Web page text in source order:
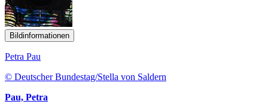
Bildinformationen
Petra Pau
© Deutscher Bundestag/Stella von Saldern
Pau, Petra